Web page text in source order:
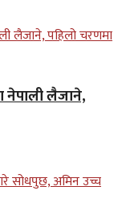
नेपाली लैजाने,